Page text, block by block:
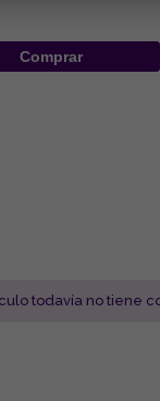
Comprar
todavía no tiene